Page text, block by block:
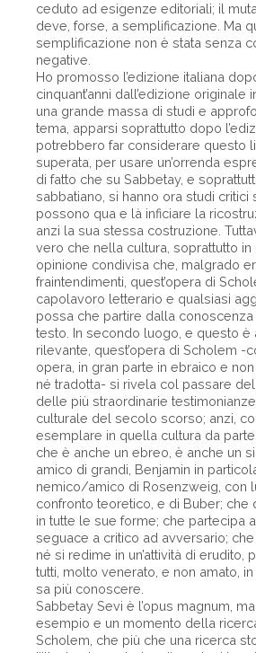
ceduto ad esigenze editoriali; il
deve, forse, a semplificazione. Ma
semplificazione non è stata senza
negative.
Ho promosso l’edizione italiana
cinquant’anni dall’edizione originale
una grande massa di studi e
tema, apparsi soprattutto dopo
potrebbero far considerare questo
superata, per usare un’orrenda
di fatto che su Sabbetay, e
sabbatiano, si hanno ora studi critici
possono qua e là inficiare la
anzi la sua stessa costruzione.
vero che nella cultura, soprattutto
opinione condivisa che, malgrado
fraintendimenti, quest’opera di
capolavoro letterario e qualsiasi
possa che partire dalla
testo. In secondo luogo, e questo è
rilevante, quest’opera di Scholem -
opera, in gran parte in ebraico e
né tradotta- si rivela col passare
delle più straordinarie
culturale del secolo scorso; anzi,
esemplare in quella cultura da
che è anche un ebreo, è anche un
amico di grandi, Benjamin in
nemico/amico di Rosenzweig, con
confronto teoretico, e di Buber; che
in tutte le sue forme; che partecipa
seguace a critico ad avversario;
né si redime in un’attività di erudito,
tutti, molto venerato, e non amato,
sa più conoscere.
Sabbetay Sevi è l’opus magnum,
esempio e un momento della
Scholem, che più che una ricerca